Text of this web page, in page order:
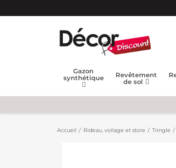
Gazon
synthétique
Revêtement
de sol
Accueil Rideau, voilage et store Tringle